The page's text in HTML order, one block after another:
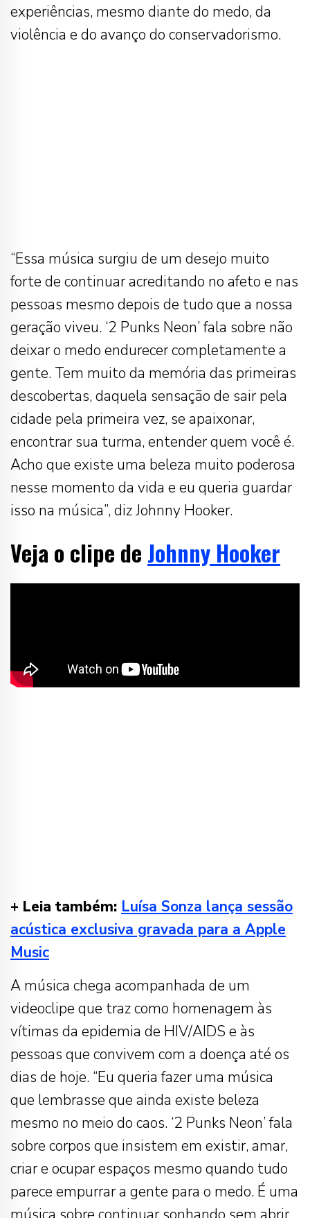
experiências, mesmo diante do medo, da
violência e do avanço do conservadorismo.
“Essa música surgiu de um desejo muito
forte de continuar acreditando no afeto e nas
pessoas mesmo depois de tudo que a nossa
geração viveu. ‘2 Punks Neon’ fala sobre não
deixar o medo endurecer completamente a
gente. Tem muito da memória das primeiras
descobertas, daquela sensação de sair pela
cidade pela primeira vez, se apaixonar,
encontrar sua turma, entender quem você é.
Acho que existe uma beleza muito poderosa
nesse momento da vida e eu queria guardar
isso na música”, diz Johnny Hooker.
Veja o clipe de Johnny Hooker
+ Leia também: Luísa Sonza lança sessão
acústica exclusiva gravada para a Apple
Music
A música chega acompanhada de um
videoclipe que traz como homenagem às
vítimas da epidemia de HIV/AIDS e às
pessoas que convivem com a doença até os
dias de hoje. “Eu queria fazer uma música
que lembrasse que ainda existe beleza
mesmo no meio do caos. ‘2 Punks Neon’ fala
sobre corpos que insistem em existir, amar,
criar e ocupar espaços mesmo quando tudo
parece empurrar a gente para o medo. É uma